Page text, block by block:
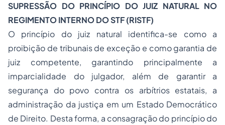
SUPRESSÃO DO PRINCÍPIO DO JUIZ NATURAL NO
REGIMENTO INTERNO DO STF (RISTF)
O princípio do juiz natural identifica-se como a
proibição de tribunais de exceção e como garantia de
juiz competente, garantindo principalmente a
imparcialidade do julgador, além de garantir a
segurança do povo contra os arbítrios estatais, a
administração da justiça em um Estado Democrático
de Direito. Desta forma, a consagração do princípio do